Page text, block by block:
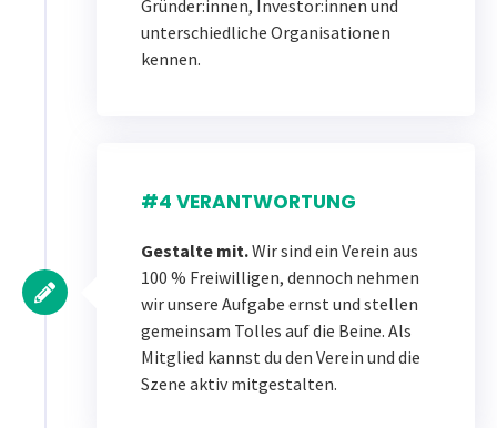
Gründer:innen, Investor:innen und
unterschiedliche Organisationen
kennen.
#4 VERANTWORTUNG
Gestalte mit.Wir sind ein Verein aus
100 % Freiwilligen, dennoch nehmen
wir unsere Aufgabe ernst und stellen
gemeinsam Tolles auf die Beine. Als
Mitglied kannst du den Verein und die
Szene aktiv mitgestalten.